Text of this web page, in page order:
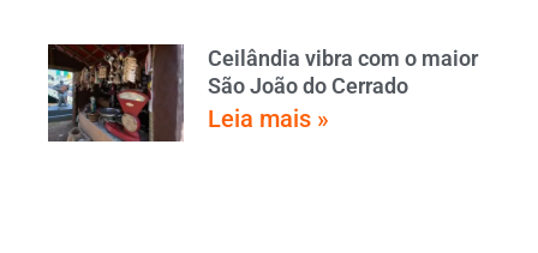
Ceilândia vibra com o maior
São João do Cerrado
Leia mais »